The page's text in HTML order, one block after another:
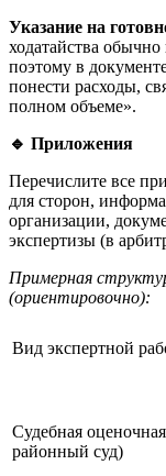
Указание на
ходатайства обычно
поэтому в
понести расходы,
полном объеме».
🔹 Приложения
Перечислите все
для сторон,
организации,
экспертизы (в
Примерная
(ориентировочно):
Вид экспертной
Судебная
районный суд)